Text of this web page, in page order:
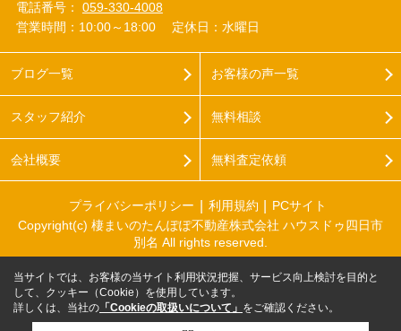
電話番号： 059-330-4008
営業時間：10:00～18:00
定休日：水曜日
ブログ一覧
スタッフ紹介
会社概要
お客様の声一覧
無料相談
無料査定依頼
プライバシーポリシー 利用規約
PCサイト
Copyright(c) 棲まいのたんぽぽ不動産株式会社 ハウスドゥ四日市
別名 All rights reserved.
当サイトでは、お客様の当サイト利用状況把握、サービス向上検討を目的と
して、クッキー（Cookie）を使用しています。
詳しくは、当社の 「Cookieの取扱いについて」 をご確認ください。